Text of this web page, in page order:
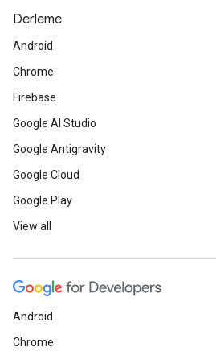
Derleme
Android
Chrome
Firebase
Google AI Studio
Google Antigravity
Google Cloud
Google Play
View all
Android
Chrome